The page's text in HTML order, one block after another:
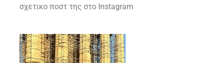
σχετικο ποστ της στο Instagram